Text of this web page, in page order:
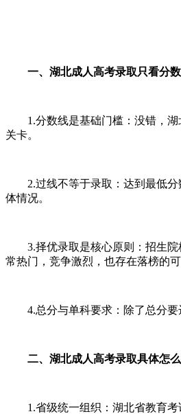
一、湖北成人高考录取只看分数
1.分数线是基础门槛：没错，湖
关卡。
2.过线不等于录取：达到最低分
体情况。
3.择优录取是核心原则：招生院
常热门，竞争激烈，也存在落榜的可
4.总分与单科要求：除了总分要
二、湖北成人高考录取具体怎么
1.省级统一组织：湖北省教育考